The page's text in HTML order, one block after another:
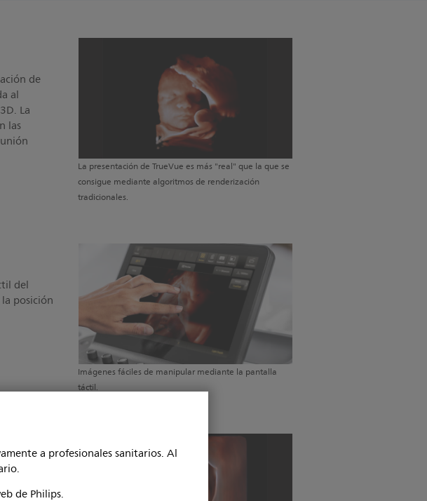
a profesionales sanitarios. Al
de Philips.
de
al
La
las
La presentación de TrueVue es más "real" que la que se
consigue mediante algoritmos de renderización
tradicionales.
del
posición
Imágenes fáciles de manipular mediante la pantalla
táctil.
anatomía
de la